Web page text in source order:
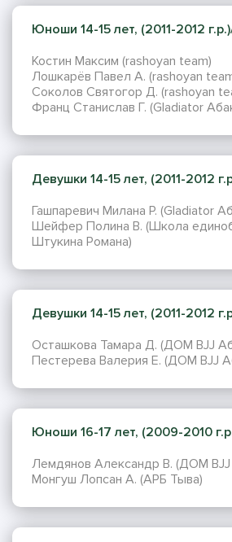
Юноши 14-15 лет, (2011-2012
Костин Максим (rashoyan team)
Лошкарёв Павел А. (rashoyan
Соколов Святогор Д. (rashoyan
Франц Станислав Г. (Gladiator
Девушки 14-15 лет, (2011-2012
Гашпаревич Милана Р. (Gladiator
Шейфер Полина В. (Школа
Штукина Романа)
Девушки 14-15 лет, (2011-2012
Осташкова Тамара Д. (ДОМ BJJ
Пестерева Валерия Е. (ДОМ BJJ
Юноши 16-17 лет, (2009-2010
Лемдянов Александр В. (ДОМ BJJ
Монгуш Лопсан А. (АРБ Тыва)